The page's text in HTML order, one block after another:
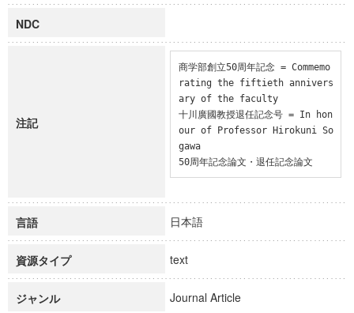
NDC
注記
商学部創立50周年記念 = Commemo
rating the fiftieth annivers
ary of the faculty
十川廣國教授退任記念号 = In hon
our of Professor Hirokuni So
gawa
50周年記念論文・退任記念論文
言語 日本語
資源タイプ text
ジャンル Journal Article